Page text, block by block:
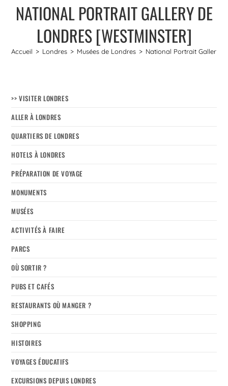
NATIONAL PORTRAIT GALLERY DE
LONDRES [WESTMINSTER]
Accueil > Londres > Musées de Londres > National Portrait Gallery
>> VISITER LONDRES
ALLER À LONDRES
QUARTIERS DE LONDRES
HOTELS À LONDRES
PRÉPARATION DE VOYAGE
MONUMENTS
MUSÉES
ACTIVITÉS À FAIRE
PARCS
OÙ SORTIR ?
PUBS ET CAFÉS
RESTAURANTS OÙ MANGER ?
SHOPPING
HISTOIRES
VOYAGES ÉDUCATIFS
EXCURSIONS DEPUIS LONDRES